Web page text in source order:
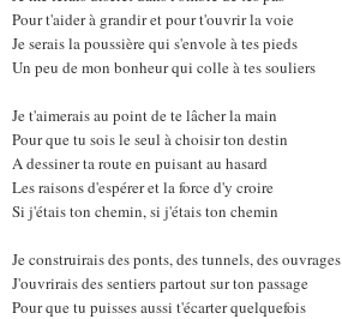
Pour t'aider à grandir et pour t'ouvrir la voie
Je serais la poussière qui s'envole à tes pieds
Un peu de mon bonheur qui colle à tes souliers
Je t'aimerais au point de te lâcher la main
Pour que tu sois le seul à choisir ton destin
A dessiner ta route en puisant au hasard
Les raisons d'espérer et la force d'y croire
Si j'étais ton chemin, si j'étais ton chemin
Je construirais des ponts, des tunnels, des ouvrages
J'ouvrirais des sentiers partout sur ton passage
Pour que tu puisses aussi t'écarter quelquefois